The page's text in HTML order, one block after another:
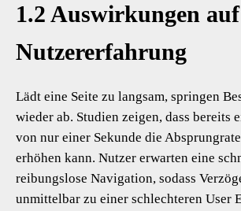
1.2 Auswirkungen
Nutzererfahrung
Lädt eine Seite zu langsam, springen
wieder ab. Studien zeigen, dass bereits
von nur einer Sekunde die
erhöhen kann. Nutzer erwarten eine
reibungslose Navigation, sodass
unmittelbar zu einer schlechteren User